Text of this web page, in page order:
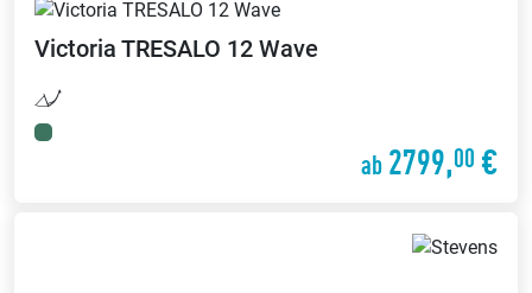
Victoria TRESALO 12 Wave
ab 2799,00 €